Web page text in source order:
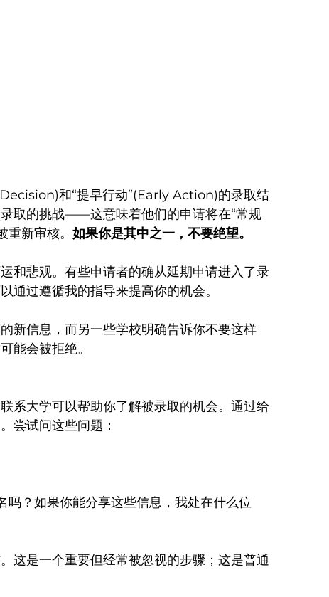
和“提早行动”(Early Action)的录取结
取的挑战——这意味着他们的申请将在“常规
新审核。 如果你是其中之一，不要绝望。
和悲观。有些申请者的确从延期申请进入了录
通过遵循我的指导来提高你的机会。
新信息，而另一些学校明确告诉你不要这样
能会被拒绝。
系大学可以帮助你了解被录取的机会。通过给
尝试问这些问题：
吗？如果你能分享这些信息，我处在什么位
这是一个重要但经常被忽视的步骤；这是普通